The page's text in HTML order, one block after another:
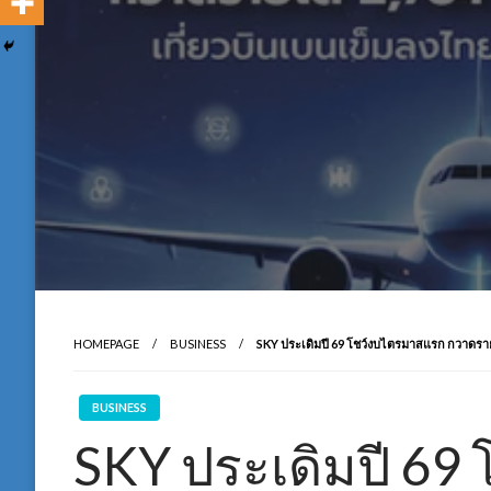
HOMEPAGE BUSINESS SKY ประเดิมปี 69 โชว์งบไตรมาสแรก กวาด
BUSINESS
SKY ประเดิมปี